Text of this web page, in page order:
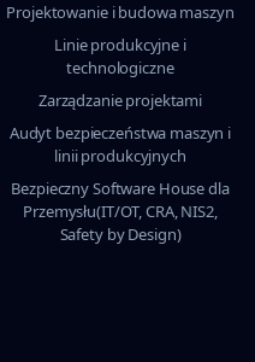
Projektowanie i budowa maszyn
Linie produkcyjne i
technologiczne
Zarządzanie projektami
Audyt bezpieczeństwa maszyn i
linii produkcyjnych
Bezpieczny Software House dla
Przemysłu(IT/OT, CRA, NIS2,
Safety by Design)